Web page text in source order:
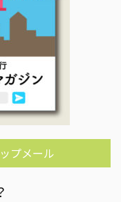
プメール